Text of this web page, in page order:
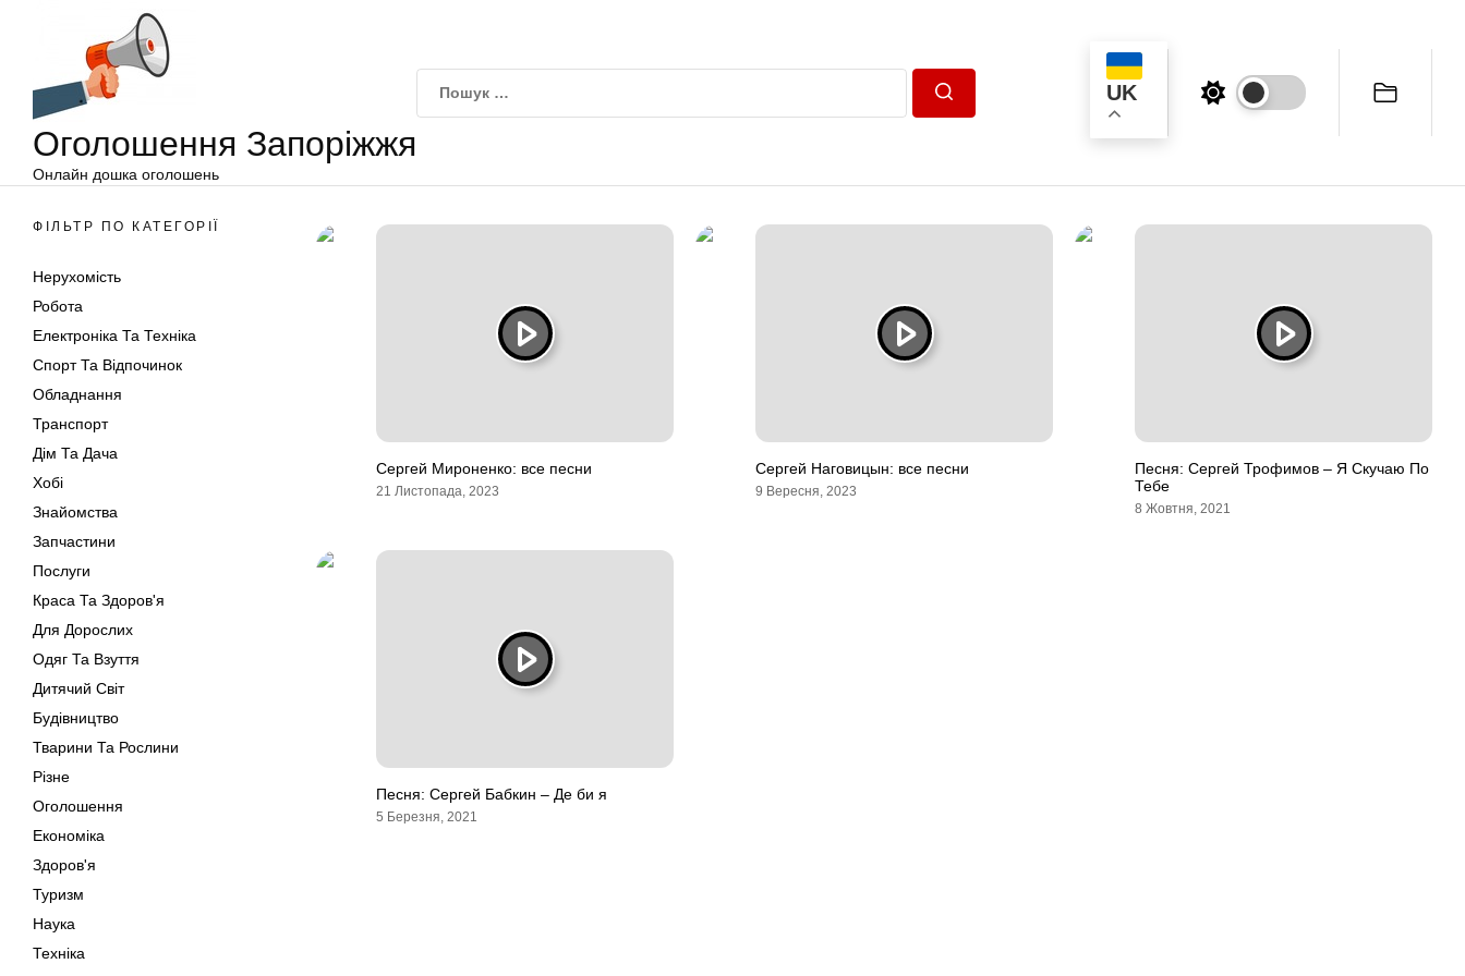
Оголошення Запоріжжя
Онлайн дошка оголошень
UK
ФІЛЬТР ПО КАТЕГОРІЇ
Нерухомість
Робота
Електроніка Та Техніка
Спорт Та Відпочинок
Обладнання
Транспорт
Дім Та Дача
Хобі
Знайомства
Запчастини
Послуги
Краса Та Здоров'я
Для Дорослих
Одяг Та Взуття
Дитячий Світ
Будівництво
Тварини Та Рослини
Різне
Оголошення
Економіка
Здоров'я
Туризм
Наука
Техніка
Сергей Мироненко: все песни
21 Листопада, 2023
Сергей Наговицын: все песни
9 Вересня, 2023
Песня: Сергей Трофимов – Я Скучаю По
Тебе
8 Жовтня, 2021
Песня: Сергей Бабкин – Де би я
5 Березня, 2021